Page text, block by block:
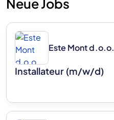
Neue Jobs
Este Mont d.o.o.
Installateur (m/w/d)